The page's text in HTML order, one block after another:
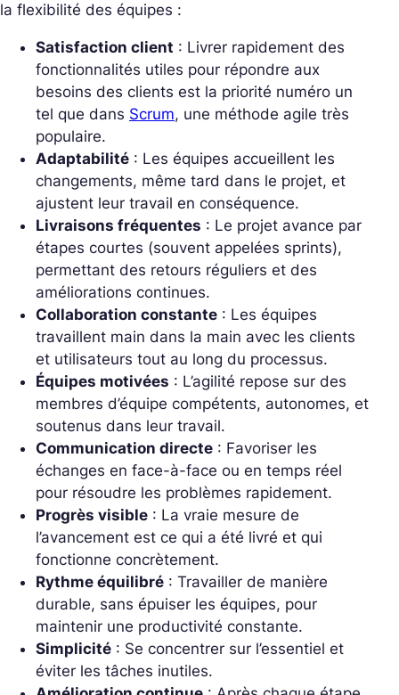
la flexibilité des équipes :
Satisfaction client : Livrer rapidement des
fonctionnalités utiles pour répondre aux
besoins des clients est la priorité numéro un
tel que dans Scrum, une méthode agile très
populaire.
Adaptabilité : Les équipes accueillent les
changements, même tard dans le projet, et
ajustent leur travail en conséquence.
Livraisons fréquentes : Le projet avance par
étapes courtes (souvent appelées sprints),
permettant des retours réguliers et des
améliorations continues.
Collaboration constante : Les équipes
travaillent main dans la main avec les clients
et utilisateurs tout au long du processus.
Équipes motivées : L’agilité repose sur des
membres d’équipe compétents, autonomes, et
soutenus dans leur travail.
Communication directe : Favoriser les
échanges en face-à-face ou en temps réel
pour résoudre les problèmes rapidement.
Progrès visible : La vraie mesure de
l’avancement est ce qui a été livré et qui
fonctionne concrètement.
Rythme équilibré : Travailler de manière
durable, sans épuiser les équipes, pour
maintenir une productivité constante.
Simplicité : Se concentrer sur l’essentiel et
éviter les tâches inutiles.